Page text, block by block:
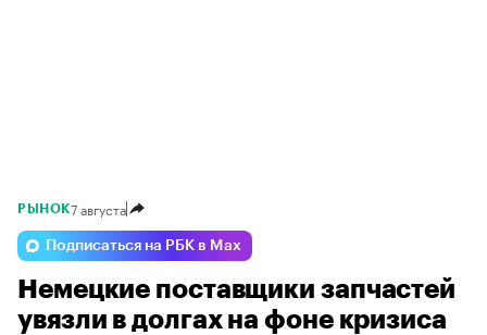
РЫНОК7 августа
Подписаться на РБК в Max
Немецкие поставщики запчастей
увязли в долгах на фоне кризиса